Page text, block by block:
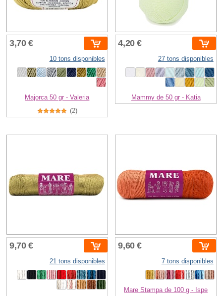
3,70 €
10 tons disponibles
Majorca 50 gr - Valeria
(2)
4,20 €
27 tons disponibles
Mammy de 50 gr - Katia
9,70 €
21 tons disponibles
9,60 €
7 tons disponibles
Mare Stampa de 100 g - Ispe